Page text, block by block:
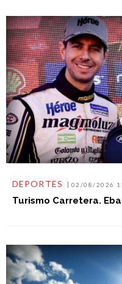
DEPORTES 02/08/2026
Turismo Carretera.